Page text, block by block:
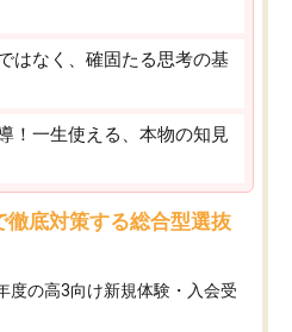
はなく、確固たる思考の基
！一生使える、本物の知見
底対策する総合型選抜
度の高3向け新規体験・入会受